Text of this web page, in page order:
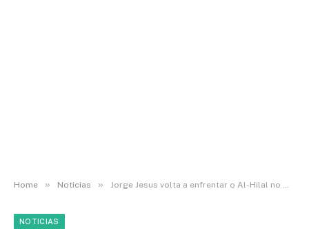
Home » Noticias » Jorge Jesus volta a enfrentar o Al-Hilal no momento mais delicado desde que assumiu o Al-Nassr
NOTICIAS